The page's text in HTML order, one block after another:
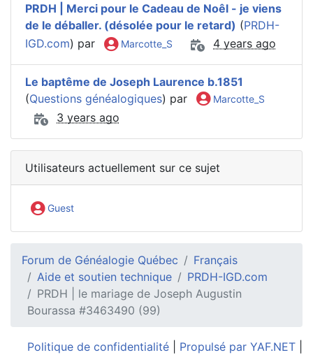
PRDH | Merci pour le Cadeau de Noêl - je viens
de le déballer. (désolée pour le retard) (PRDH-
IGD.com) par Marcotte_S 4 years ago
Le baptême de Joseph Laurence b.1851
(Questions généalogiques) par Marcotte_S
3 years ago
Utilisateurs actuellement sur ce sujet
Guest
Forum de Généalogie Québec
Français
Aide et soutien technique
PRDH-IGD.com
PRDH | le mariage de Joseph Augustin
Bourassa #3463490 (99)
Politique de confidentialité Propulsé par YAF.NET